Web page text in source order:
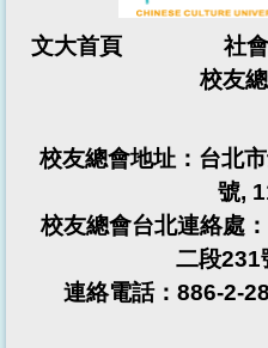
文大首頁 社會
校友
校友總會地址：台北
號,
校友總會台北連絡處
二段231
連絡電話：886-2-